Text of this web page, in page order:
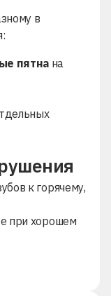
в
пятна на
к горячему,
при хорошем